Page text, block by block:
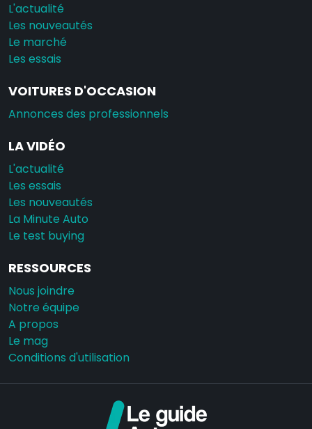
L'actualité
Les nouveautés
Le marché
Les essais
VOITURES D'OCCASION
Annonces des professionnels
LA VIDÉO
L'actualité
Les essais
Les nouveautés
La Minute Auto
Le test buying
RESSOURCES
Nous joindre
Notre équipe
A propos
Le mag
Conditions d'utilisation